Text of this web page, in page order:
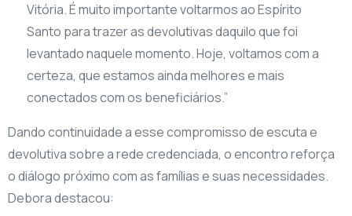
Vitória. É muito importante voltarmos ao Espírito
Santo para trazer as devolutivas daquilo que foi
levantado naquele momento. Hoje, voltamos com a
certeza, que estamos ainda melhores e mais
conectados com os beneficiários.”
Dando continuidade a esse compromisso de escuta e
devolutiva sobre a rede credenciada, o encontro reforça
o diálogo próximo com as famílias e suas necessidades.
Debora destacou: